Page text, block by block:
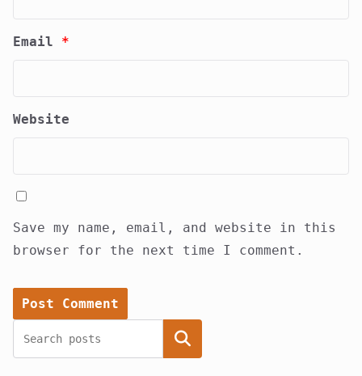
Email *
Website
Save my name, email, and website in this
browser for the next time I comment.
Search